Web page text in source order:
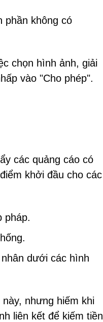
phần không có
chọn hình ảnh, giải
vào "Cho phép".
các quảng cáo có
khởi đầu cho các
pháp.
dưới các hình
nhưng hiếm khi
liên kết để kiếm tiền